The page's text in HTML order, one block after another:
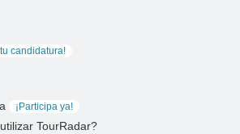
candidatura!
¡Participa ya!
TourRadar?